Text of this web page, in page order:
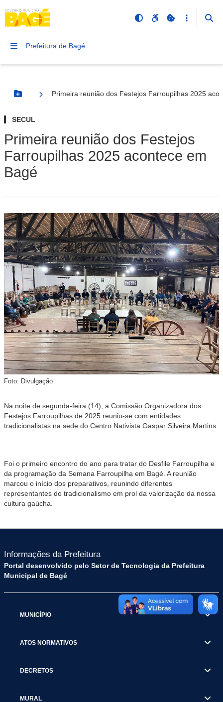
Prefeitura de Bagé
Botão Menu
Primeira reunião dos Festejos Farroupilhas 2025
SECUL
Primeira reunião dos Festejos
Farroupilhas 2025 acontece em
Bagé
Foto: Divulgação
Na noite de segunda-feira (14), a Comissão Organizadora dos
Festejos Farroupilhas de 2025 reuniu-se com entidades
tradicionalistas na sede do Centro Nativista Gaspar Silveira Martins.
Foi o primeiro encontro do ano para tratar do Desfile Farroupilha e
da programação da Semana Farroupilha em Bagé. A reunião
marcou o início dos preparativos, reunindo diferentes
representantes do tradicionalismo em prol da valorização da nossa
cultura gaúcha.
Informações da Prefeitura
Portal desenvolvido pelo Setor de Tecnologia da Prefeitura
Municipal de Bagé
MUNICÍPIO
ATOS NORMATIVOS
DECRETOS
MURAL